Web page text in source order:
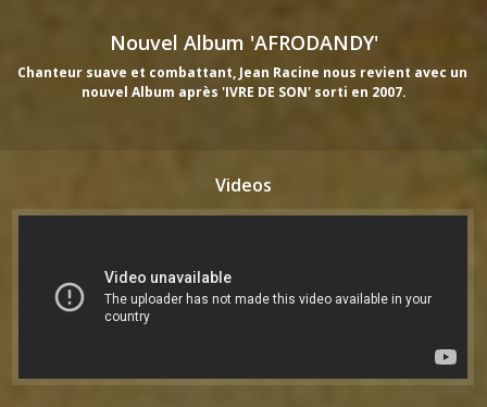
Nouvel Album 'AFRODANDY'
Chanteur suave et combattant, Jean Racine nous revient avec un
nouvel Album après 'IVRE DE SON' sorti en 2007.
Videos